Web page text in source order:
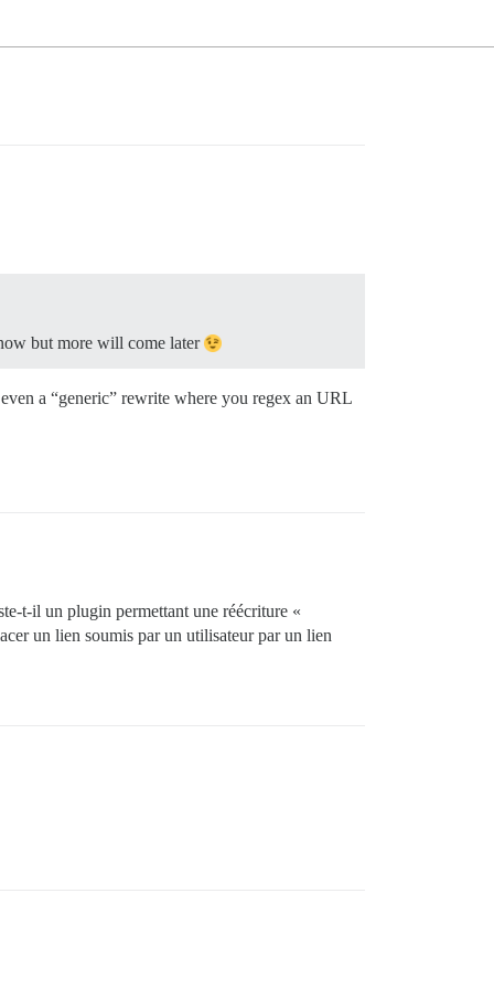
but more will come later
a “generic” rewrite where you regex an URL
t-il un plugin permettant une réécriture «
un lien soumis par un utilisateur par un lien